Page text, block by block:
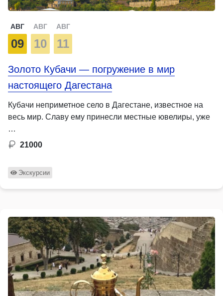
АВГ
09
АВГ
10
АВГ
11
Золото Кубачи — погружение в мир
настоящего Дагестана
Кубачи неприметное село в Дагестане, известное на
весь мир. Славу ему принесли местные ювелиры, уже
…
21000
Экскурсии